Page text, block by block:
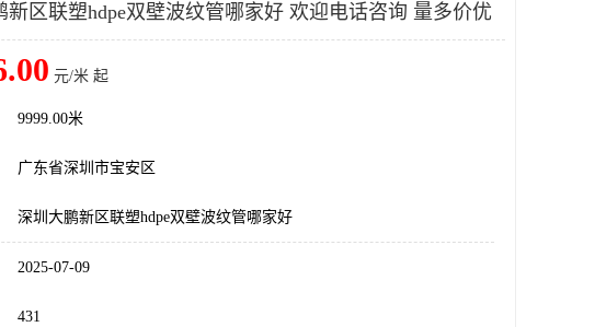
新区联塑hdpe双壁波纹管哪家好 欢迎电话咨询 量多价优
元/米 起
9999.00米
广东省深圳市宝安区
深圳大鹏新区联塑hdpe双壁波纹管哪家好
2025-07-09
431